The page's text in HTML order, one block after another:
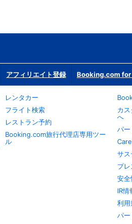
アフィリエイト登録 Booking.com
レンタカー
フライト検索
レストラン予約
Booking.com旅行代理店専用ツー
ル
カ
へ
パ
サス
プ
安全
IR情
利用
パ